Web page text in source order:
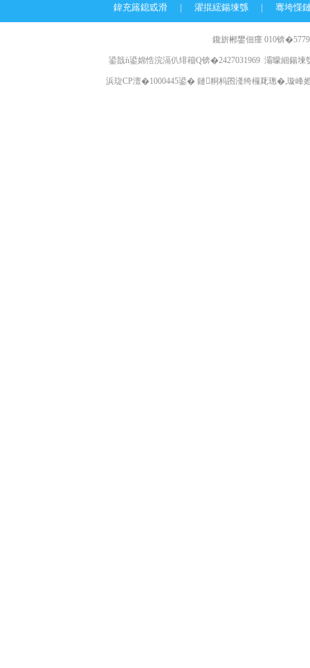
鍏充簬鎴戜滑 | 濯掍綋鍚堜綔 | 骞垮憡
鑱旂郴鐢佃瘽 010锛
鍙戠ǹ鍙婂悎浣滆仈绯籕Q锛�2427031969 灞曚細鍚堜
浜琁CP澶�1000445鍙� 鏈粡杩囨湰绔欏厑璁�,璇峰